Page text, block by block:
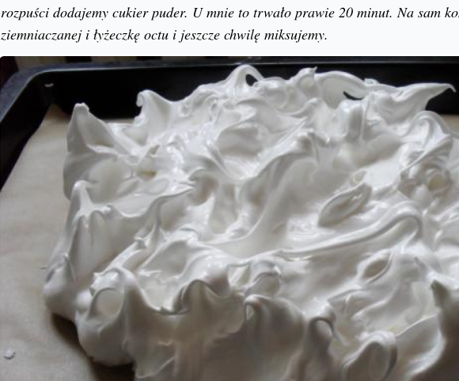
rozpuści dodajemy cukier puder. U mnie to trwało prawie 20 minut. Na sam
ziemniaczanej i łyżeczkę octu i jeszcze chwilę miksujemy.